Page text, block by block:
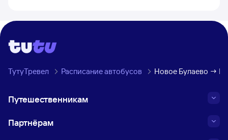
ТутуТревел Расписание автобусов Новое Булаево →
Путешественникам
Партнёрам